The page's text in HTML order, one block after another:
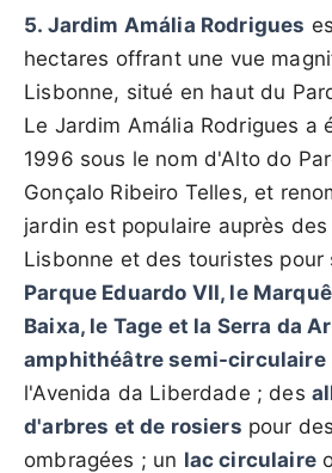
5. Jardim Amália Rodrigues
hectares offrant une vue
Lisbonne, situé en haut du
Le Jardim Amália Rodrigues a
1996 sous le nom d'Alto do
Gonçalo Ribeiro Telles, et
jardin est populaire auprès
Lisbonne et des touristes pour
Parque Eduardo VII, le
Baixa, le Tage et la Serra da
amphithéâtre semi-circulaire
l'Avenida da Liberdade ; des
d'arbres et de rosiers pour
ombragées ; un lac circulaire